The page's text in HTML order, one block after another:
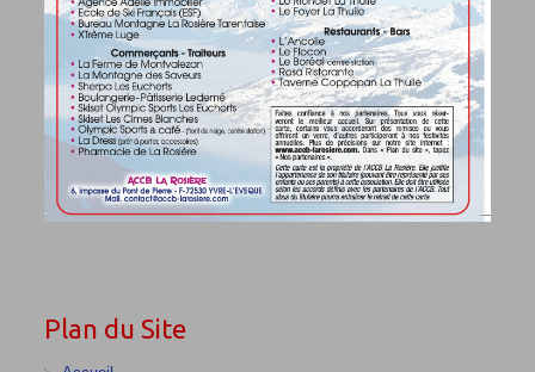
Plan du Site